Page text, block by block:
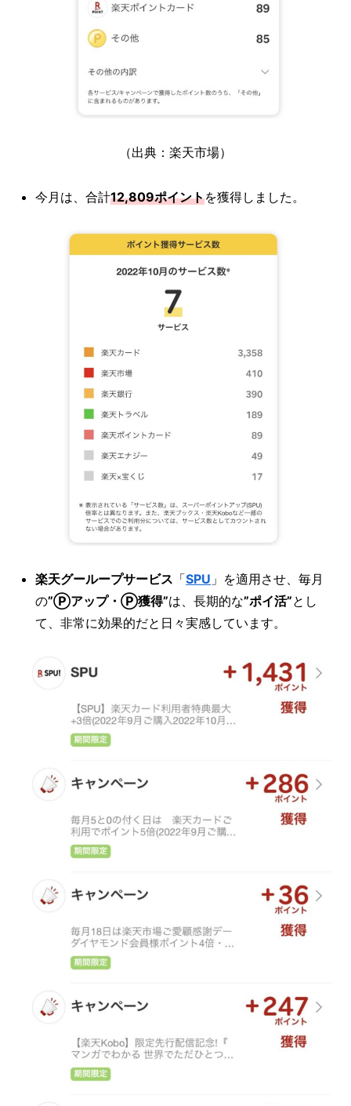
（出典：楽天市場）
今月は、合計12,809ポイントを獲得しました。
楽天グーループサービス 「SPU 」を適用させ、毎月
の”Ⓟアップ・Ⓟ獲得”は、長期的な”ポイ活”とし
て、非常に効果的だと日々実感しています。